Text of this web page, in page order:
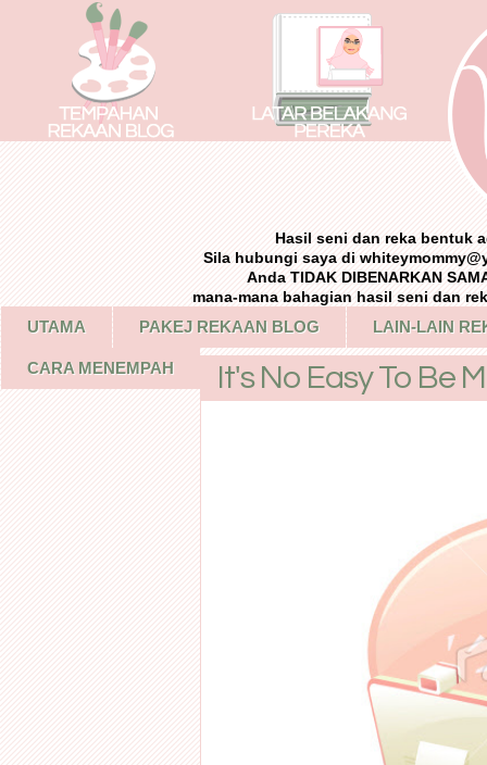
Hasil seni dan reka bentuk
Sila hubungi saya di
Anda TIDAK DIBENARKAN
mana-mana bahagian hasil seni dan
UTAMA PAKEJ REKAAN BLOG LAIN-LAIN
CARA MENEMPAH It's No Easy To Be